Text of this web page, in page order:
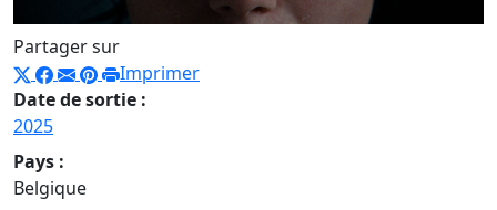
Partager sur
Imprimer
Date de sortie :
2025
Pays :
Belgique